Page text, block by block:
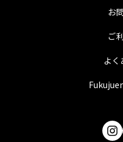
お
ご
よ